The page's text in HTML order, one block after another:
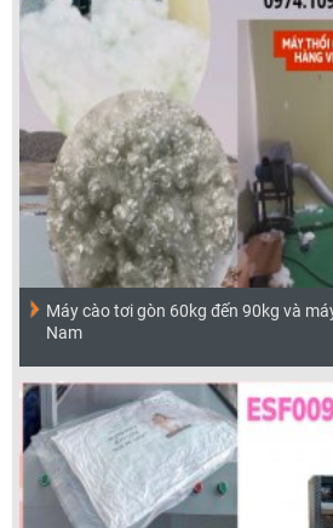
Máy cào tơi gòn 60kg đến 90kg và
Nam